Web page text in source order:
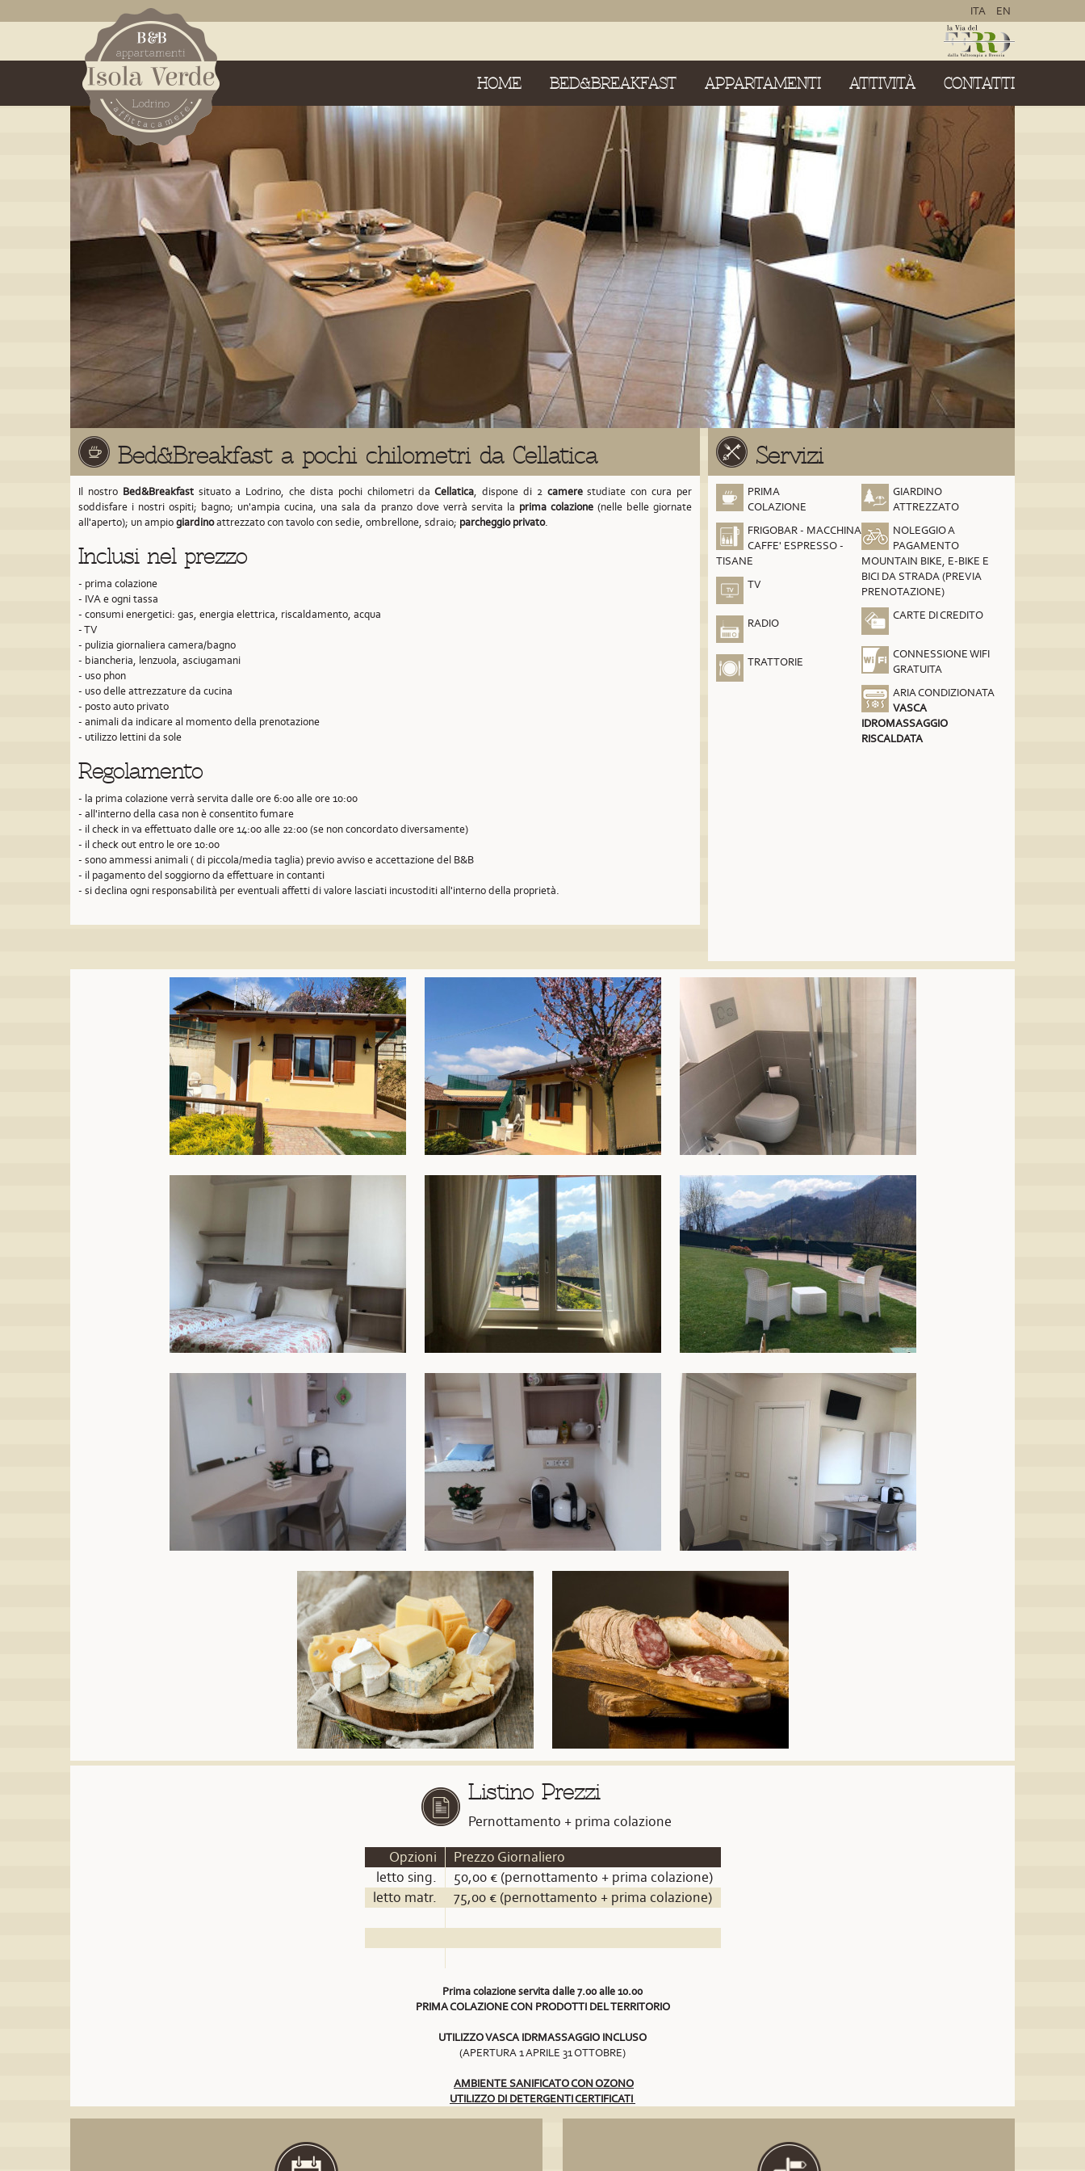
ITA EN
HOME BED&BREAKFAST APPARTAMENTI ATTIVITÀ CONTATTI
Bed&Breakfast a pochi chilometri da Cellatica
Il nostro Bed&Breakfast situato a Lodrino, che dista pochi chilometri da Cellatica, dispone di 2 camerestudiate con cura per
soddisfare i nostri ospiti; bagno; un'ampia cucina, una sala da pranzo dove verrà servita la prima colazione(nelle belle giornate
all'aperto); un ampiogiardinoattrezzato con tavolo con sedie, ombrellone, sdraio; parcheggio privato.
Inclusi nel prezzo
- prima colazione
- IVA e ogni tassa
- consumi energetici: gas, energia elettrica, riscaldamento, acqua
- TV
- pulizia giornaliera camera/bagno
- biancheria, lenzuola, asciugamani
- uso phon
- uso delle attrezzature da cucina
- posto auto privato
- animali da indicare al momento della prenotazione
- utilizzo lettini da sole
Regolamento
- la prima colazione verrà servita dalle ore 6:00 alle ore 10:00
- all'interno della casa non è consentito fumare
- il check in va effettuato dalle ore 14:00 alle 22:00 (se non concordato diversamente)
- il check out entro le ore 10:00
- sono ammessi animali ( di piccola/media taglia) previo avviso e accettazione del B&B
- il pagamento del soggiorno da effettuare in contanti
- si declina ogni responsabilità per eventuali affetti di valore lasciati incustoditi all'interno della proprietà.
Servizi
PRIMA
COLAZIONE
FRIGOBAR - MACCHINA
CAFFE' ESPRESSO -
TISANE
TV
RADIO
TRATTORIE
GIARDINO
ATTREZZATO
NOLEGGIO A
PAGAMENTO
MOUNTAIN BIKE, E-BIKE E
BICI DA STRADA (PREVIA
PRENOTAZIONE)
CARTE DI CREDITO
CONNESSIONE WIFI
GRATUITA
ARIA CONDIZIONATA
VASCA
IDROMASSAGGIO
RISCALDATA
Listino Prezzi
Pernottamento + prima colazione
Opzioni
Prezzo Giornaliero
letto sing.
50,00 € (pernottamento + prima colazione)
letto matr.
75,00 € (pernottamento + prima colazione)
Prima colazione servita dalle 7.00 alle 10.00
PRIMA COLAZIONE CON PRODOTTI DEL TERRITORIO
UTILIZZO VASCA IDRMASSAGGIO INCLUSO
(APERTURA 1 APRILE 31 OTTOBRE)
AMBIENTE SANIFICATO CON OZONO
UTILIZZO DI DETERGENTI CERTIFICATI